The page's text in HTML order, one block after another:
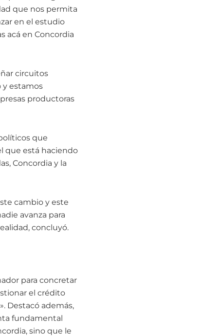
que nos permita
en el estudio
acá en Concordia
circuitos
y estamos
productoras
que
que está haciendo
Concordia y la
cambio y este
avanza para
concluyó.
para concretar
el crédito
Destacó además,
fundamental
sino que le